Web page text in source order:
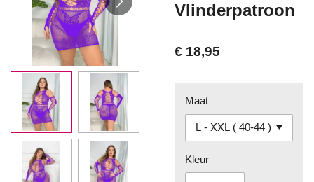
Vlinderpatroon
€ 18,95
Maat
Kleur